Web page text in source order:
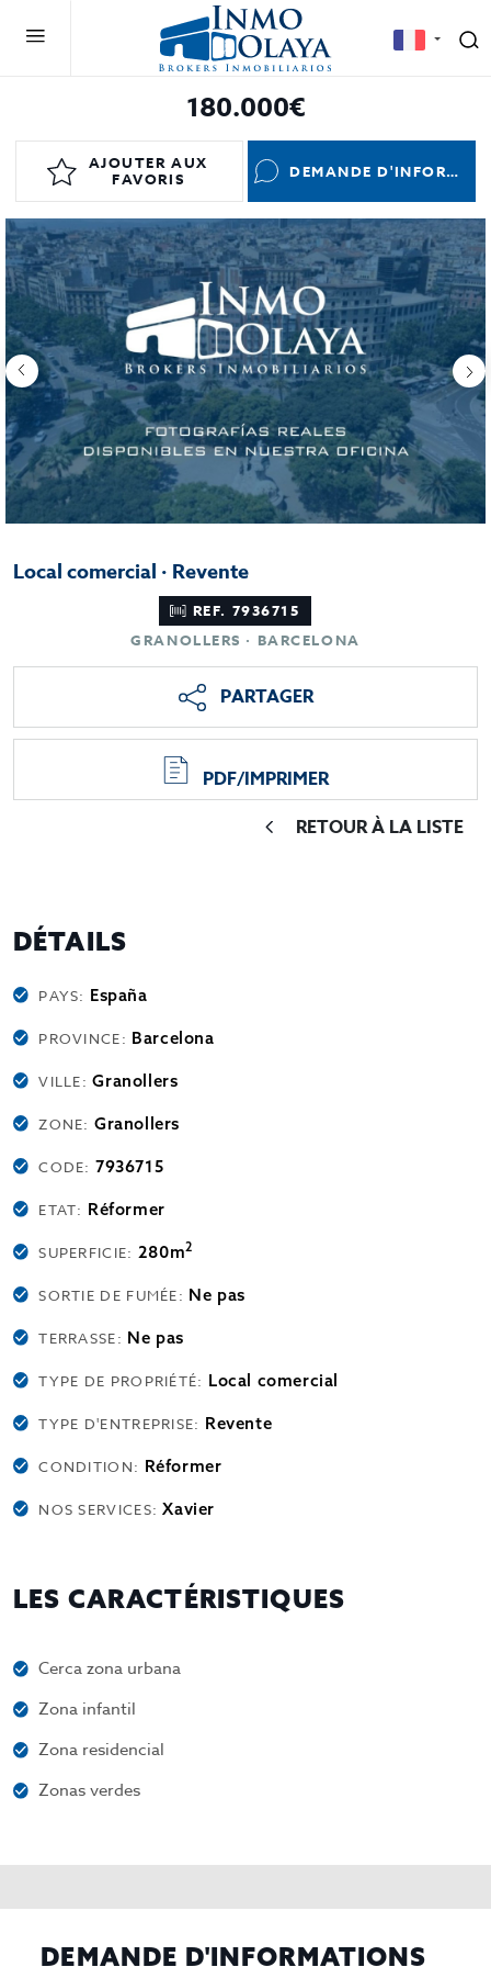
180.000€
AJOUTER AUX
FAVORIS
DEMANDE D'INFORMATIONS
Local comercial · Revente
REF. 7936715
GRANOLLERS · BARCELONA
PARTAGER
PDF/IMPRIMER
RETOUR À LA LISTE
DÉTAILS
PAYS: España
PROVINCE: Barcelona
VILLE:Granollers
ZONE:Granollers
CODE:7936715
ETAT: Réformer
SUPERFICIE: 280m2
SORTIE DE FUMÉE: Ne pas
TERRASSE: Ne pas
TYPE DE PROPRIÉTÉ: Local comercial
TYPE D'ENTREPRISE: Revente
CONDITION: Réformer
NOS SERVICES:Xavier
LES CARACTÉRISTIQUES
Cerca zona urbana
Zona infantil
Zona residencial
Zonas verdes
DEMANDE D'INFORMATIONS